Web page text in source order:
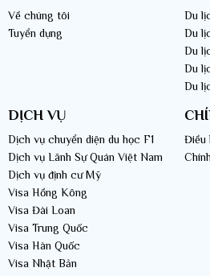
Về chúng tôi
Tuyển dụng
Du
Du
Du
Du
Du
DỊCH VỤ
Dịch vụ chuyển diện du học F1
Dịch vụ Lãnh Sự Quán Việt Nam
Dịch vụ định cư Mỹ
Visa Hồng Kông
Visa Đài Loan
Visa Trung Quốc
Visa Hàn Quốc
Visa Nhật Bản
Điều